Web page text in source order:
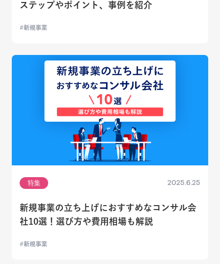
ステップやポイント、事例を紹介
新規事業
特集 2025.6.25
新規事業の立ち上げにおすすめなコンサル会
社10選！選び方や費用相場も解説
新規事業